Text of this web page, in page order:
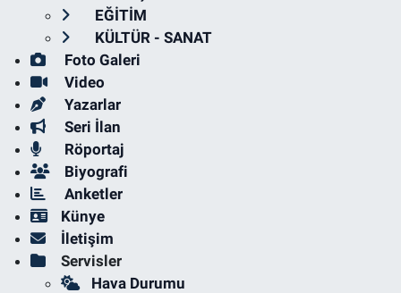
EĞİTİM
KÜLTÜR - SANAT
Foto Galeri
Video
Yazarlar
Seri İlan
Röportaj
Biyografi
Anketler
Künye
İletişim
Servisler
Hava Durumu